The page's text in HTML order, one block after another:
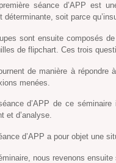
séance d’APP est
déterminante, soit parce
sont ensuite composés
de flipchart. Ces trois
de manière à
menées.
d’APP de ce
et d’analyse.
d’APP a pour objet une
nous revenons